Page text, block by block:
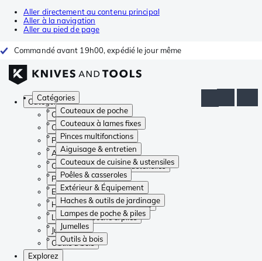
Aller directement au contenu principal
Aller à la navigation
Aller au pied de page
Commandé avant 19h00, expédié le jour même
Catégories
Couteaux de poche
Couteaux à lames fixes
Pinces multifonctions
Aiguisage & entretien
Couteaux de cuisine & ustensiles
Poêles & casseroles
Extérieur & Équipement
Haches & outils de jardinage
Lampes de poche & piles
Jumelles
Outils à bois
Catégories
Couteaux de poche
Couteaux à lames fixes
Pinces multifonctions
Aiguisage & entretien
Couteaux de cuisine & ustensiles
Poêles & casseroles
Extérieur & Équipement
Haches & outils de jardinage
Lampes de poche & piles
Jumelles
Outils à bois
Explorez